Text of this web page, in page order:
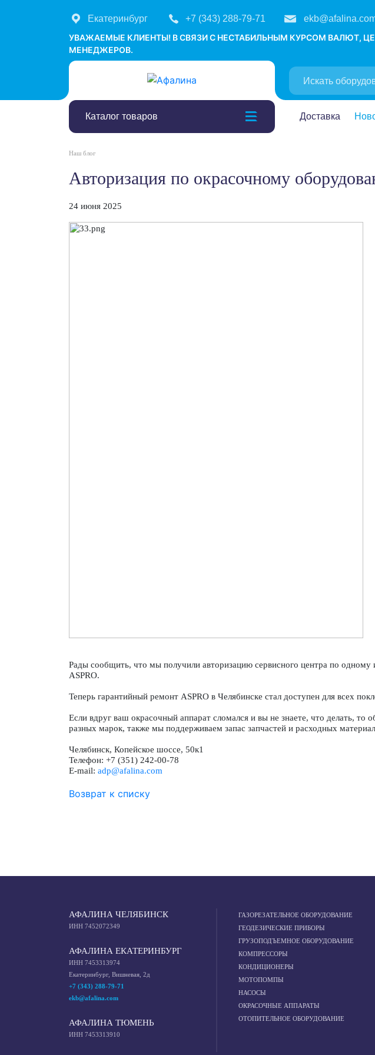
Екатеринбург +7 (343) 288-79-71
УВАЖАЕМЫЕ КЛИЕНТЫ! В СВЯЗИ С НЕСТАБИЛЬНЫМ КУРСОМ ВАЛЮТ,
МЕНЕДЖЕРОВ.
Каталог товаров Доставка
Наш блог
Авторизация по окрасочному
24 июня 2025
Рады сообщить, что мы получили авторизацию сервисного центра по
ASPRO.
Теперь гарантийный ремонт ASPRO в Челябинске стал доступен для всех
Если вдруг ваш окрасочный аппарат сломался и вы не знаете, что делать,
разных марок, также мы поддерживаем запас запчастей и расходных
Челябинск, Копейское шоссе, 50к1
Телефон: +7 (351) 242-00-78
E-mail: adp@afalina.com
Возврат к списку
АФАЛИНА ЧЕЛЯБИНСК
ИНН 7452072349
АФАЛИНА ЕКАТЕРИНБУРГ
ИНН 7453313974
Екатеринбург, Вишневая, 2д
+7 (343) 288-79-71
ekb@afalina.com
АФАЛИНА ТЮМЕНЬ
ИНН 7453313910
ГАЗОРЕЗАТЕЛЬНОЕ ОБОРУДОВАНИЕ
ГЕОДЕЗИЧЕСКИЕ ПРИБОРЫ
ГРУЗОПОДЪЕМНОЕ ОБОРУДОВАНИЕ
КОМПРЕССОРЫ
КОНДИЦИОНЕРЫ
МОТОПОМПЫ
НАСОСЫ
ОКРАСОЧНЫЕ АППАРАТЫ
ОТОПИТЕЛЬНОЕ ОБОРУДОВАНИЕ